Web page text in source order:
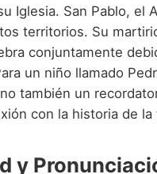
Iglesia. San Pablo, el
territorios. Su
conjuntamente
un niño llamado
también un
con la historia de la
y